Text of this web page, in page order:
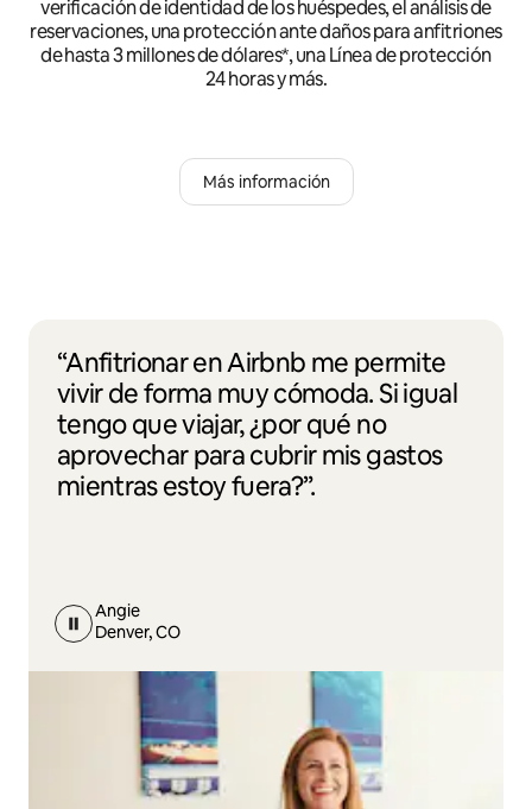
verificación de identidad de los huéspedes, el análisis de
reservaciones, una protección ante daños para anfitriones
de hasta 3 millones de dólares*, una Línea de protección
24 horas y más.
Más información
“Anfitrionar en Airbnb me permite
vivir de forma muy cómoda. Si igual
tengo que viajar, ¿por qué no
aprovechar para cubrir mis gastos
mientras estoy fuera?”.
Angie
Denver, CO